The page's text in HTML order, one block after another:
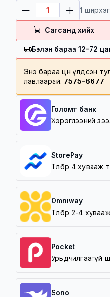
1
Сагсанд хийх
Бэлэн бараа 12-72
Төлбөр
цагийн дотор
100,000 төгрөг
үнийн дүнтэй
100,000
барааг 5000
Хүргэлтийн бүс
Баруун зүг /5
Зүүн зүг /
Урд зүг /
газар/
Энэ бараа цөөн үлдсэн
лавлаарай. 7575-6677
Голомт банк
Хэрэглээний
StorePay
Төлбөрөө 4 хувааж
Omniway
Төлбөрөө 2-4 хувааж
Pocket
Урьдчилгаагүй
Sono